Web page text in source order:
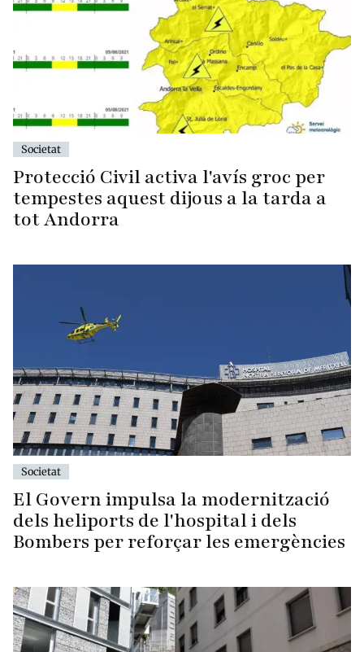
Societat
Protecció Civil activa l'avís groc per
tempestes aquest dijous a la tarda a
tot Andorra
Societat
El Govern impulsa la modernització
dels heliports de l'hospital i dels
Bombers per reforçar les emergències